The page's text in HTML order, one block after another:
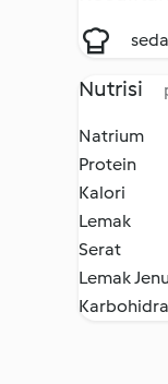
Nutrisi
Natrium
Protein
Kalori
Lemak
Serat
Lemak